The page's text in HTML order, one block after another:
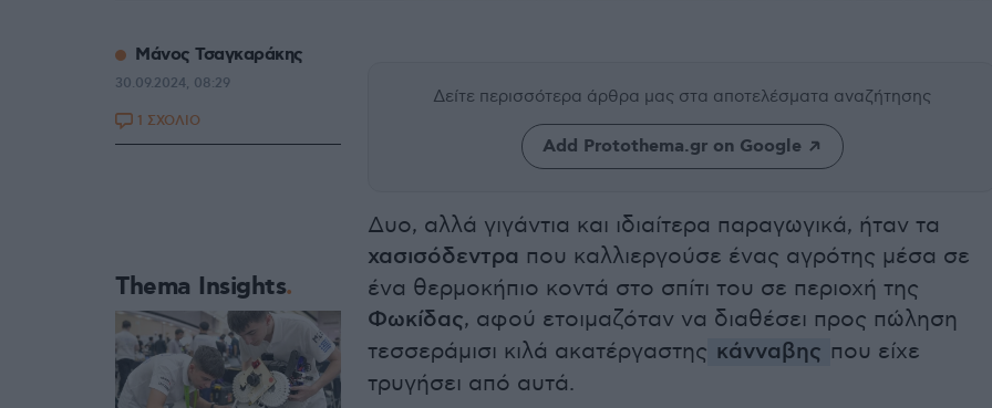
Δείτε περισσότερα άρθρα μας στα αποτελέσματα αναζήτησης
Add Protothema.gr on Google
Δυο, αλλά γιγάντια και ιδιαίτερα παραγωγικά, ήταν τα
χασισόδεντρα που καλλιεργούσε ένας αγρότης μέσα σε
ένα θερμοκήπιο κοντά στο σπίτι του σε περιοχή της
Φωκίδας, αφού ετοιμαζόταν να διαθέσει προς πώληση
τεσσεράμισι κιλά ακατέργαστης κάνναβης που είχε
τρυγήσει από αυτά.
Μάνος Τσαγκαράκης
30.09.2024, 08:29
1 ΣΧΟΛΙΟ
Thema Insights